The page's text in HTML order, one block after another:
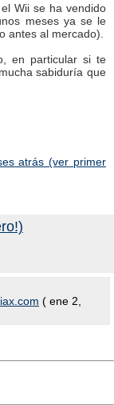
Wii se ha vendido
meses ya se le
antes al mercado).
en particular si te
sabiduría que
atrás (ver primer
( ene 2,